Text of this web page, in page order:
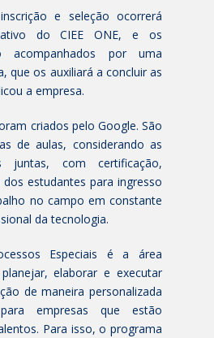
e seleção ocorrerá
do CIEE ONE, e os
acompanhados por uma
que os auxiliará a concluir as
a empresa.
criados pelo Google. São
de aulas, considerando as
juntas, com certificação,
estudantes para ingresso
no campo em constante
da tecnologia.
Especiais é a área
elaborar e executar
de maneira personalizada
empresas que estão
Para isso, o programa